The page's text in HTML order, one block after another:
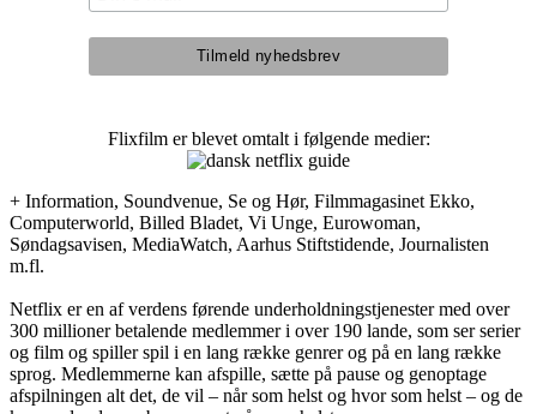
Flixfilm er blevet omtalt i følgende medier:
+ Information, Soundvenue, Se og Hør, Filmmagasinet Ekko,
Computerworld, Billed Bladet, Vi Unge, Eurowoman,
Søndagsavisen, MediaWatch, Aarhus Stiftstidende, Journalisten
m.fl.
Netflix er en af verdens førende underholdningstjenester med over
300 millioner betalende medlemmer i over 190 lande, som ser serier
og film og spiller spil i en lang række genrer og på en lang række
sprog. Medlemmerne kan afspille, sætte på pause og genoptage
afspilningen alt det, de vil – når som helst og hvor som helst – og de